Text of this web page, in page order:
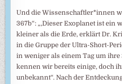
Und die Wissenschaftler*innen
367b“: „‚Dieser Exoplanet ist ein
kleiner als die Erde, erklärt Dr.
in die Gruppe der Ultra-Short-
in weniger als einem Tag um
kennen wir bereits einige, doch
unbekannt“. Nach der